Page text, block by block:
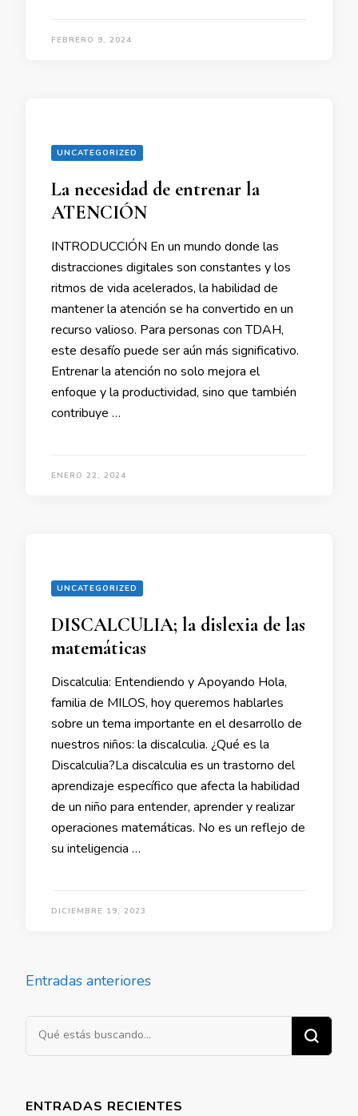
FEBRERO 9, 2024
UNCATEGORIZED
La necesidad de entrenar la
ATENCIÓN
INTRODUCCIÓN En un mundo donde las
distracciones digitales son constantes y los
ritmos de vida acelerados, la habilidad de
mantener la atención se ha convertido en un
recurso valioso. Para personas con TDAH,
este desafío puede ser aún más significativo.
Entrenar la atención no solo mejora el
enfoque y la productividad, sino que también
contribuye …
ENERO 22, 2024
UNCATEGORIZED
DISCALCULIA; la dislexia de las
matemáticas
Discalculia: Entendiendo y Apoyando Hola,
familia de MILOS, hoy queremos hablarles
sobre un tema importante en el desarrollo de
nuestros niños: la discalculia. ¿Qué es la
Discalculia?La discalculia es un trastorno del
aprendizaje específico que afecta la habilidad
de un niño para entender, aprender y realizar
operaciones matemáticas. No es un reflejo de
su inteligencia …
DICIEMBRE 19, 2023
Navegación
entradas
Entradas anteriores
¿Buscas
algo?
ENTRADAS RECIENTES